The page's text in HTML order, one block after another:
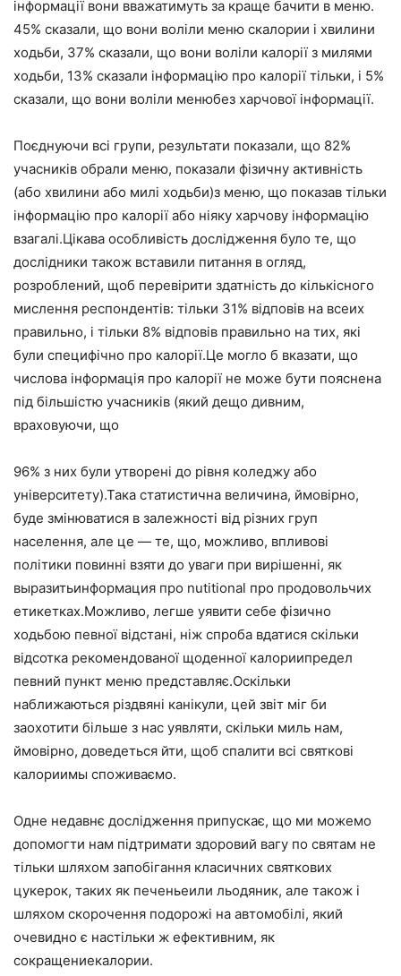
інформації вони вважатимуть за краще бачити в меню.
45% сказали, що вони воліли меню скалории і хвилини
ходьби, 37% сказали, що вони воліли калорії з милями
ходьби, 13% сказали інформацію про калорії тільки, і 5%
сказали, що вони воліли менюбез харчової інформації.
Поєднуючи всі групи, результати показали, що 82%
учасників обрали меню, показали фізичну активність
(або хвилини або милі ходьби)з меню, що показав тільки
інформацію про калорії або ніяку харчову інформацію
взагалі.Цікава особливість дослідження було те, що
дослідники також вставили питання в огляд,
розроблений, щоб перевірити здатність до кількісного
мислення респондентів: тільки 31% відповів на всеих
правильно, і тільки 8% відповів правильно на тих, які
були специфічно про калорії.Це могло б вказати, що
числова інформація про калорії не може бути пояснена
під більшістю учасників (який дещо дивним,
враховуючи, що
96% з них були утворені до рівня коледжу або
університету).Така статистична величина, ймовірно,
буде змінюватися в залежності від різних груп
населення, але це — те, що, можливо, впливові
політики повинні взяти до уваги при вирішенні, як
выразитьинформация про nutitional про продовольчих
етикетках.Можливо, легше уявити себе фізично
ходьбою певної відстані, ніж спроба вдатися скільки
відсотка рекомендованої щоденної калориипредел
певний пункт меню представляє.Оскільки
наближаються різдвяні канікули, цей звіт міг би
заохотити більше з нас уявляти, скільки миль нам,
ймовірно, доведеться йти, щоб спалити всі святкові
калориимы споживаємо.
Одне недавнє дослідження припускає, що ми можемо
допомогти нам підтримати здоровий вагу по святам не
тільки шляхом запобігання класичних святкових
цукерок, таких як печеньеили льодяник, але також і
шляхом скорочення подорожі на автомобілі, який
очевидно є настільки ж ефективним, як
сокращениекалории.